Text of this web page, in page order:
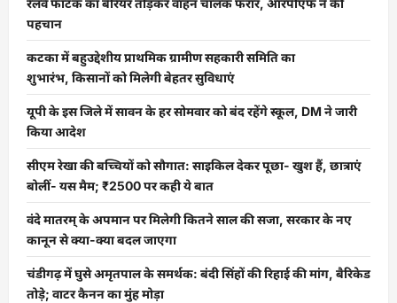
रेलवे फाटक का बैरियर तोड़कर वाहन चालक फरार, आरपीएफ ने की
पहचान
कटका में बहुउद्देशीय प्राथमिक ग्रामीण सहकारी समिति का
शुभारंभ, किसानों को मिलेगी बेहतर सुविधाएं
यूपी के इस जिले में सावन के हर सोमवार को बंद रहेंगे स्कूल, DM ने जारी
किया आदेश
सीएम रेखा की बच्चियों को सौगात: साइकिल देकर पूछा- खुश हैं, छात्राएं
बोलीं- यस मैम; ₹2500 पर कही ये बात
वंदे मातरम् के अपमान पर मिलेगी कितने साल की सजा, सरकार के नए
कानून से क्या-क्या बदल जाएगा
चंडीगढ़ में घुसे अमृतपाल के समर्थक: बंदी सिंहों की रिहाई की मांग, बैरिकेड
तोड़े; वाटर कैनन का मुंह मोड़ा